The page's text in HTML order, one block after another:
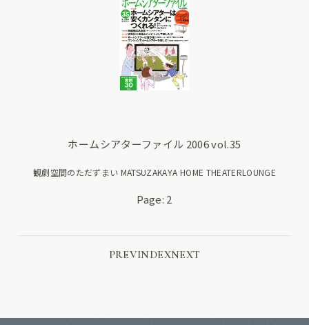
ホームシアターファイル 2006 vol.35
観劇空間のただずまい MATSUZAKAYA HOME THEATERLOUNGE
Page: 2
PREVINDEXNEXT